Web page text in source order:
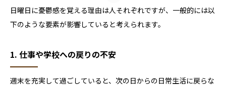
日曜日に憂鬱感を覚える理由は人それぞれですが、一般的には以
下のような要素が影響していると考えられます。
1. 仕事や学校への戻りの不安
週末を充実して過ごしていると、次の日からの日常生活に戻らな